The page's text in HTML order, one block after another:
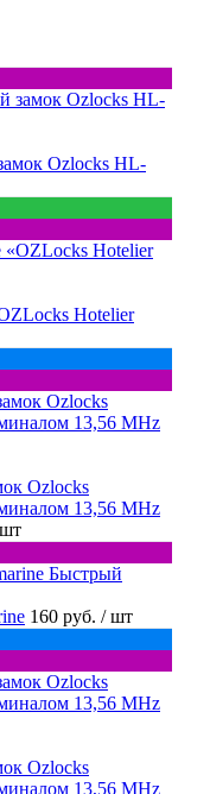
Ozlocks HL-
Hotelier
Ozlocks
13,56 MHz
Быстрый
160 руб. / шт
Ozlocks
13,56 MHz